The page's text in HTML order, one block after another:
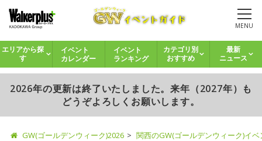
MENU
エリアから探
す
イベント
カレンダー
イベント
ランキング
カテゴリ別
おすすめ
最新
ニュース
2026年の更新は終了いたしました。来年（2027年）も
どうぞよろしくお願いします。
GW(ゴールデンウィーク)2026 関西のGW(ゴールデンウィーク)イ